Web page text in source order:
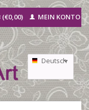
(€0,00) MEIN KONTO
Deutsch
Nederlands